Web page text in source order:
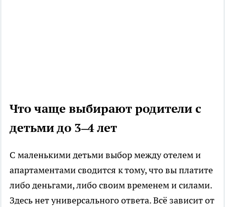
Что чаще выбирают родители с
детьми до 3–4 лет
С маленькими детьми выбор между отелем и
апартаментами сводится к тому, что вы платите
либо деньгами, либо своим временем и силами.
Здесь нет универсального ответа. Всё зависит от